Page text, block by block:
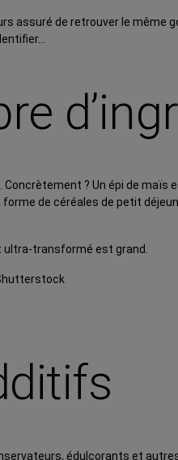
assuré de retrouver le même
? Un épi de
de céréales de petit
ultra-transformé est grand.
édulcorants et